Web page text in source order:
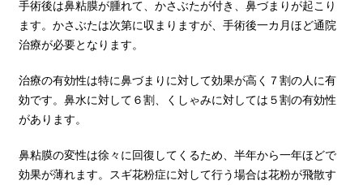
手術後は鼻粘膜が腫れて、かさぶたが付き、鼻づまりが起こり
ます。かさぶたは次第に収まりますが、手術後一カ月ほど通院
治療が必要となります。
治療の有効性は特に鼻づまりに対して効果が高く７割の人に有
効です。鼻水に対して６割、くしゃみに対しては５割の有効性
があります。
鼻粘膜の変性は徐々に回復してくるため、半年から一年ほどで
効果が薄れます。スギ花粉症に対して行う場合は花粉が飛散す